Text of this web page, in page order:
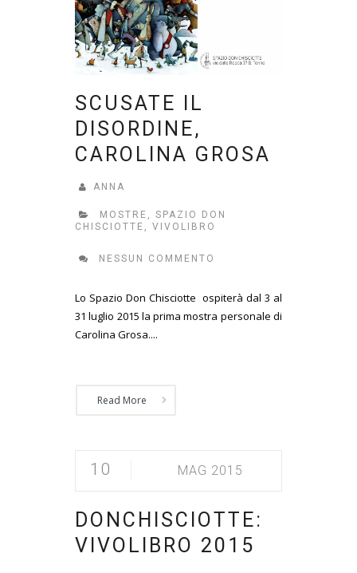
SCUSATE IL
DISORDINE,
CAROLINA GROSA
ANNA
MOSTRE , SPAZIO DON
CHISCIOTTE , VIVOLIBRO
NESSUN COMMENTO
Lo Spazio Don Chisciotte ospiterà dal 3 al
31 luglio 2015 la prima mostra personale di
Carolina Grosa....
Read More
10 MAG 2015
DONCHISCIOTTE:
VIVOLIBRO 2015